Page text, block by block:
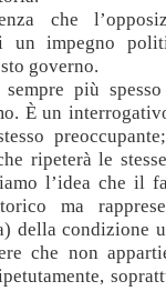
che
impegno
governo.
più
È un
ripeterà le
l’idea che il
ma
della condizione
che non